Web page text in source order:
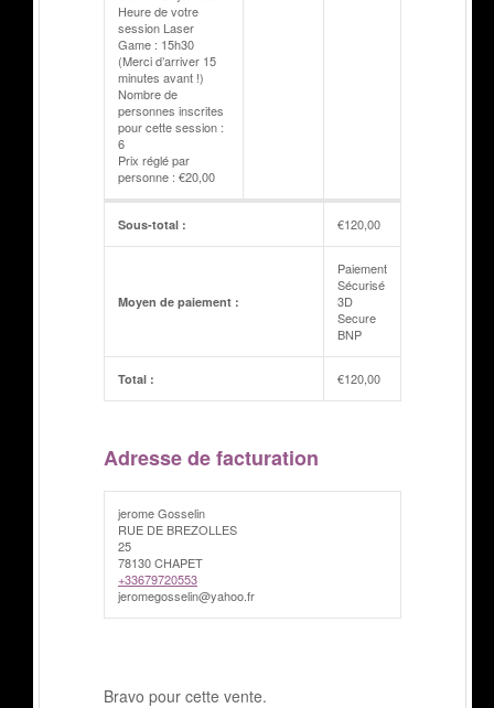
Heure de votre
session Laser
Game : 15h30
(Merci d’arriver 15
minutes avant !)
Nombre de
personnes inscrites
pour cette session :
6
Prix réglé par
personne : €20,00
Sous-total : €120,00
Moyen de paiement :
Paiement
Sécurisé
3D
Secure
BNP
Total : €120,00
Adresse de facturation
jerome Gosselin
RUE DE BREZOLLES
25
78130 CHAPET
+33679720553
jeromegosselin@yahoo.fr
Bravo pour cette vente.